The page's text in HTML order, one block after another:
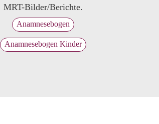
MRT-Bilder/Berichte.
Anamnesebogen
Anamnesebogen Kinder